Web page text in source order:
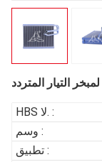
HBS لا. :
وسم :
تطبيق :